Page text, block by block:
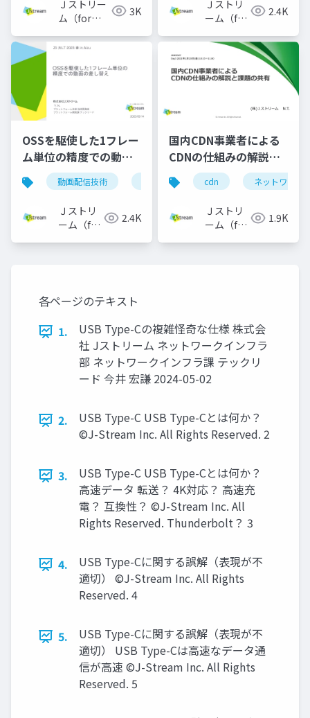
Ｊストリー
ム（for
3K
Ｊストリ
ーム（for
2.4K
OSSを駆使した1フレー
ム単位の精度での動画
の差し替え_大LT2023
春 in Aizu
動画配信技術
Ｊストリ
ーム（for
2.4K
国内CDN事業者による
CDNの仕組みの解説と
課題の共有
cdn ネットワーク
Ｊストリ
ーム（for
1.9K
各ページのテキスト
1.
USB Type-Cの複雑怪奇な仕様 株式会
社 Jストリーム ネットワークインフラ
部 ネットワークインフラ課 テックリ
ード 今井 宏謙 2024-05-02
2.
USB Type-C USB Type-Cとは何か？
©J-Stream Inc. All Rights Reserved. 2
3.
USB Type-C USB Type-Cとは何か？
高速データ 転送？ 4K対応？ 高速充
電？ 互換性？ ©J-Stream Inc. All
Rights Reserved. Thunderbolt？ 3
4.
USB Type-Cに関する誤解（表現が不
適切） ©J-Stream Inc. All Rights
Reserved. 4
5.
USB Type-Cに関する誤解（表現が不
適切） USB Type-Cは高速なデータ通
信が高速 ©J-Stream Inc. All Rights
Reserved. 5